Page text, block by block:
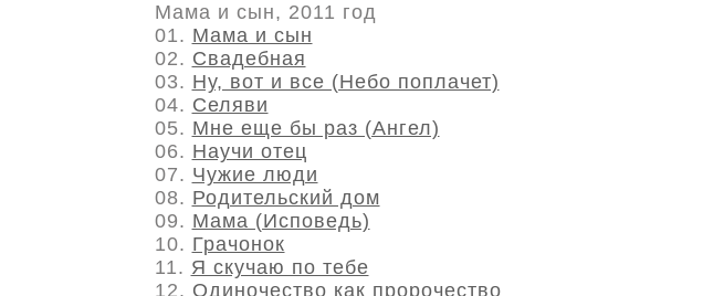
Мама и сын, 2011 год
01. Мама и сын
02. Свадебная
03. Ну, вот и все (Небо поплачет)
04. Селяви
05. Мне еще бы раз (Ангел)
06. Научи отец
07. Чужие люди
08. Родительский дом
09. Мама (Исповедь)
10. Грачонок
11. Я скучаю по тебе
12. Одиночество как пророчество